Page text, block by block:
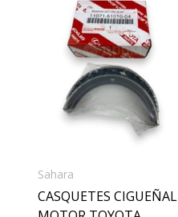
Sahara
CASQUETES CIGUEÑAL